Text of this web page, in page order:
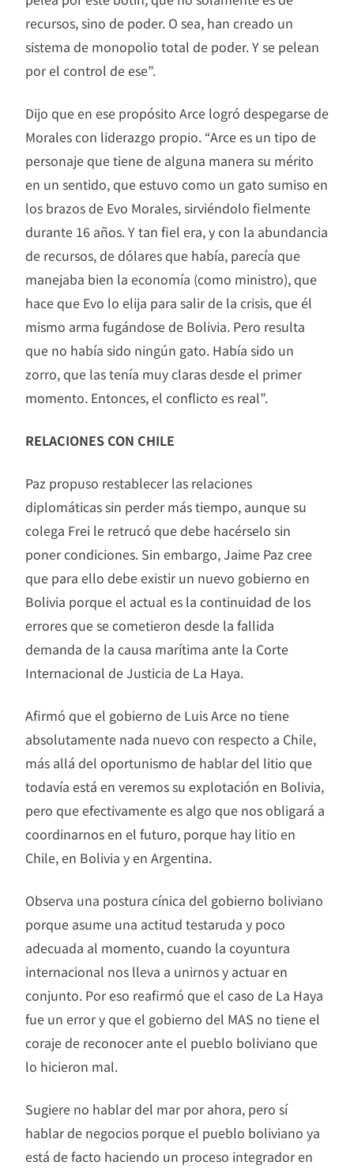
recursos, sino de poder. O sea, han creado un
sistema de monopolio total de poder. Y se pelean
por el control de ese”.
Dijo que en ese propósito Arce logró despegarse de
Morales con liderazgo propio. “Arce es un tipo de
personaje que tiene de alguna manera su mérito
en un sentido, que estuvo como un gato sumiso en
los brazos de Evo Morales, sirviéndolo fielmente
durante 16 años. Y tan fiel era, y con la abundancia
de recursos, de dólares que había, parecía que
manejaba bien la economía (como ministro), que
hace que Evo lo elija para salir de la crisis, que él
mismo arma fugándose de Bolivia. Pero resulta
que no había sido ningún gato. Había sido un
zorro, que las tenía muy claras desde el primer
momento. Entonces, el conflicto es real”.
RELACIONES CON CHILE
Paz propuso restablecer las relaciones
diplomáticas sin perder más tiempo, aunque su
colega Frei le retrucó que debe hacérselo sin
poner condiciones. Sin embargo, Jaime Paz cree
que para ello debe existir un nuevo gobierno en
Bolivia porque el actual es la continuidad de los
errores que se cometieron desde la fallida
demanda de la causa marítima ante la Corte
Internacional de Justicia de La Haya.
Afirmó que el gobierno de Luis Arce no tiene
absolutamente nada nuevo con respecto a Chile,
más allá del oportunismo de hablar del litio que
todavía está en veremos su explotación en Bolivia,
pero que efectivamente es algo que nos obligará a
coordinarnos en el futuro, porque hay litio en
Chile, en Bolivia y en Argentina.
Observa una postura cínica del gobierno boliviano
porque asume una actitud testaruda y poco
adecuada al momento, cuando la coyuntura
internacional nos lleva a unirnos y actuar en
conjunto. Por eso reafirmó que el caso de La Haya
fue un error y que el gobierno del MAS no tiene el
coraje de reconocer ante el pueblo boliviano que
lo hicieron mal.
Sugiere no hablar del mar por ahora, pero sí
hablar de negocios porque el pueblo boliviano ya
está de facto haciendo un proceso integrador en